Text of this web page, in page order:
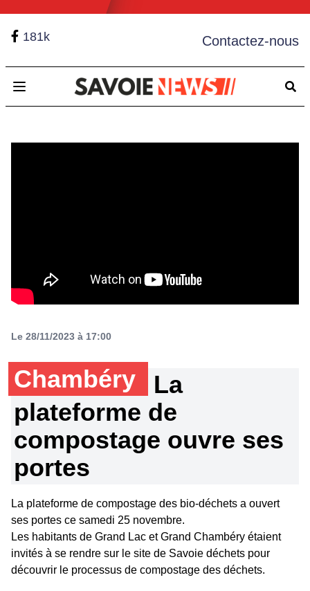
181k Contactez-nous
Open main menu
Le 28/11/2023 à 17:00
Chambéry
La
plateforme de
compostage ouvre ses
portes
La plateforme de compostage des bio-déchets a ouvert
ses portes ce samedi 25 novembre.
Les habitants de Grand Lac et Grand Chambéry étaient
invités à se rendre sur le site de Savoie déchets pour
découvrir le processus de compostage des déchets.